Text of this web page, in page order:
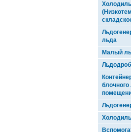
льда
Малый